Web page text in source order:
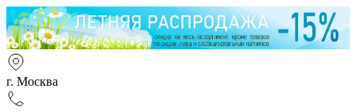
г. Москва